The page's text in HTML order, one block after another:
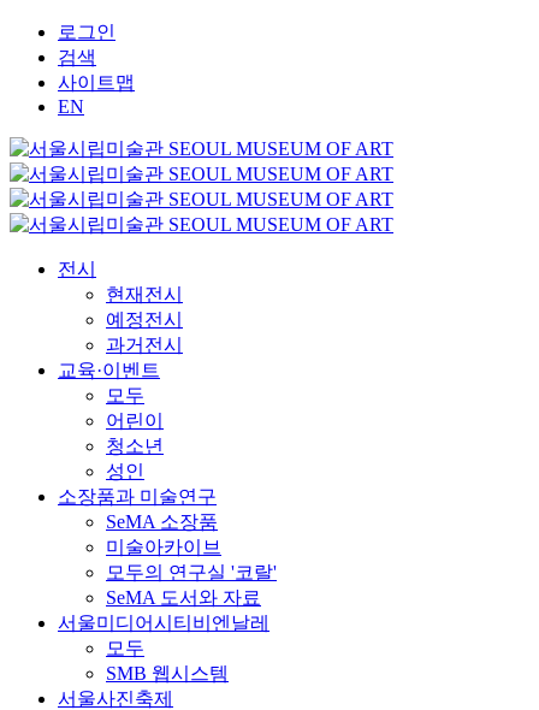
로그인
검색
사이트맵
EN
전시
현재전시
예정전시
과거전시
교육·이벤트
모두
어린이
청소년
성인
소장품과 미술연구
SeMA 소장품
미술아카이브
모두의 연구실 '코랄'
SeMA 도서와 자료
서울미디어시티비엔날레
모두
SMB 웹시스템
서울사진축제